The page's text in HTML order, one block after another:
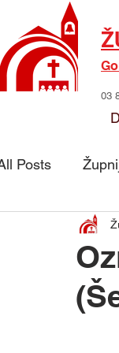
03
Posts
Skupina -
Skupina -